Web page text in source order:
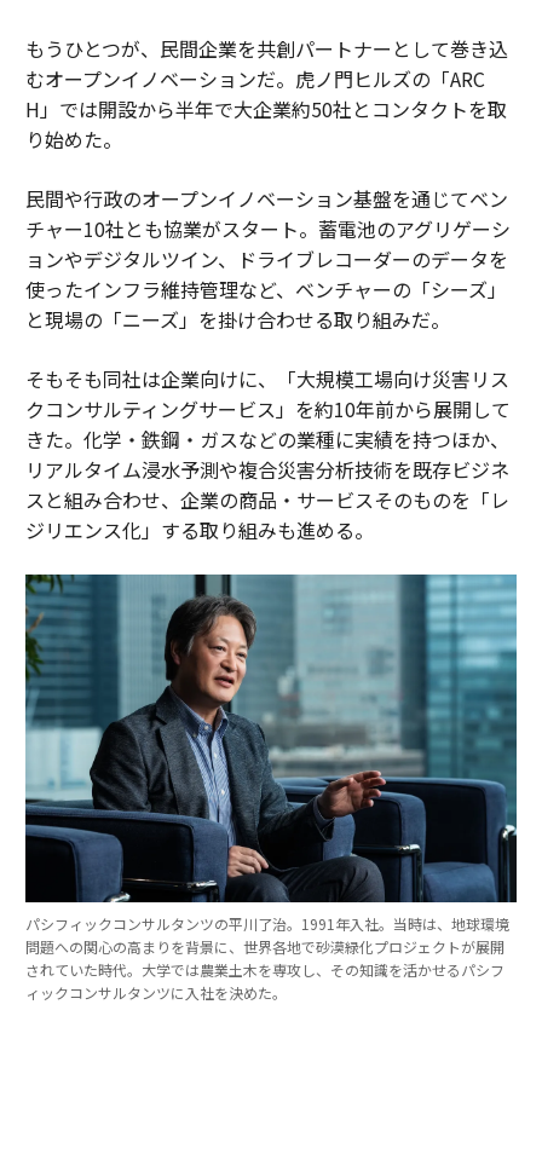
もうひとつが、民間企業を共創パートナーとして巻き込
むオープンイノベーションだ。虎ノ門ヒルズの「ARC
H」では開設から半年で大企業約50社とコンタクトを取
り始めた。
民間や行政のオープンイノベーション基盤を通じてベン
チャー10社とも協業がスタート。蓄電池のアグリゲーシ
ョンやデジタルツイン、ドライブレコーダーのデータを
使ったインフラ維持管理など、ベンチャーの「シーズ」
と現場の「ニーズ」を掛け合わせる取り組みだ。
そもそも同社は企業向けに、「大規模工場向け災害リス
クコンサルティングサービス」を約10年前から展開して
きた。化学・鉄鋼・ガスなどの業種に実績を持つほか、
リアルタイム浸水予測や複合災害分析技術を既存ビジネ
スと組み合わせ、企業の商品・サービスそのものを「レ
ジリエンス化」する取り組みも進める。
パシフィックコンサルタンツの平川了治。1991年入社。当時は、地球環境
問題への関心の高まりを背景に、世界各地で砂漠緑化プロジェクトが展開
されていた時代。大学では農業土木を専攻し、その知識を活かせるパシフ
ィックコンサルタンツに入社を決めた。